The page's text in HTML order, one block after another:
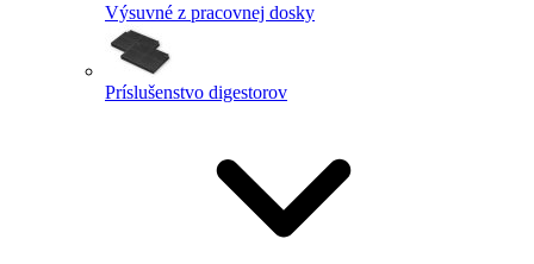
Výsuvné z pracovnej dosky
Príslušenstvo digestorov